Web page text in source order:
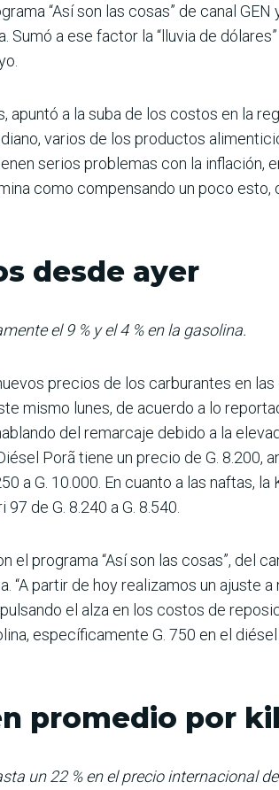
“Así son las cosas” de canal
a ese factor la “lluvia de
a la suba de los cos­tos en la
varios de los productos
serios problemas con la
como compen­sando un poco esto,
desde ayer
el 9 % y el 4 % en la gasolina.
precios de los carburantes en
mismo lunes, de acuerdo a lo
del remar­caje debido a la
Porã tiene un pre­cio de G. 8.200,
a G. 10.000. En cuanto a las naftas, la
de G. 8.240 a G. 8.540.
el programa “Así son las cosas”, del
“A partir de hoy realizamos un ajuste
el alza en los cos­tos de
espe­cíficamente G. 750 en el
promedio por
un 22 % en el precio internacional